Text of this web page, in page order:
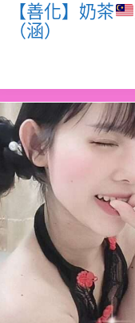
【善化】奶茶
（涵）